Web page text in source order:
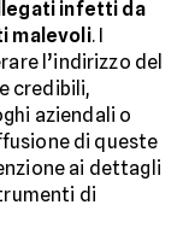
infetti da
malevoli. I
l’indirizzo del
credibili,
aziendali o
di queste
ai dettagli
di